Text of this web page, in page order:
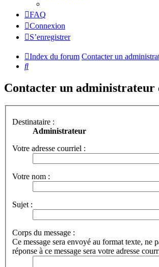
FAQ
Connexion
S’enregistrer
Index du forum Contacter un
Rechercher
Contacter un administrateur
Destinataire :
Administrateur
Votre adresse courriel :
Votre nom :
Sujet :
Corps du message :
Ce message sera envoyé au format texte,
réponse à ce message sera votre adresse